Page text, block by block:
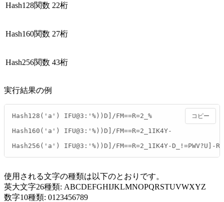
Hash128関数 22桁
Hash160関数 27桁
Hash256関数 43桁
実行結果の例
Hash128('a') IFU@3:'%))D]/FM==R=2_%
Hash160('a') IFU@3:'%))D]/FM==R=2_1IK4Y-
Hash256('a') IFU@3:'%))D]/FM==R=2_1IK4Y-D_!=PWV?U]-
コピー
使用される文字の種類は以下のとおりです。
英大文字26種類: ABCDEFGHIJKLMNOPQRSTUVWXYZ
数字10種類: 0123456789